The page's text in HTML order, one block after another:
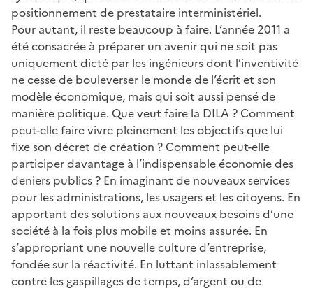
positionnement de prestataire interministériel.
Pour autant, il reste beaucoup à faire. L’année 2011 a
été consacrée à préparer un avenir qui ne soit pas
uniquement dicté par les ingénieurs dont l’inventivité
ne cesse de bouleverser le monde de l’écrit et son
modèle économique, mais qui soit aussi pensé de
manière politique. Que veut faire la DILA ? Comment
peut-elle faire vivre pleinement les objectifs que lui
fixe son décret de création ? Comment peut-elle
participer davantage à l’indispensable économie des
deniers publics ? En imaginant de nouveaux services
pour les administrations, les usagers et les citoyens. En
apportant des solutions aux nouveaux besoins d’une
société à la fois plus mobile et moins assurée. En
s’appropriant une nouvelle culture d’entreprise,
fondée sur la réactivité. En luttant inlassablement
contre les gaspillages de temps, d’argent ou de